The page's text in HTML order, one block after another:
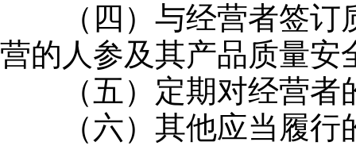
（四）与经营者签订
营的人参及其产品质量安
（五）定期对经营者
（六）其他应当履行